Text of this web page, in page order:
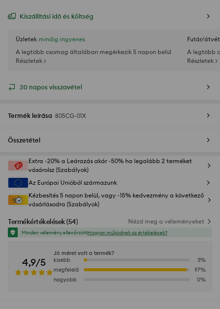
Kiszállítási idő és költség
Üzletek mindig ingyenes
A legtöbb csomag általában megérkezik 5 napon belül
Részletek >
Futár/
A legtöbb
Részletek >
30 napos visszavétel
Termék leírása 805CG-01X
Összetétel
Extra -20% a Leárazás akár -50% ha legalább 2 terméket
vásárolsz (Szabályok)
Az Európai Unióból származunk
Kézbesítés 5 napon belül, vagy -15% kedvezmény a következő
vásárlásodra (Szabályok)
Termékértékelések(54) Nézd meg a véleményeket
Minden vélemény ellenőrzöttHogyan működnek az értékelések?
4,9/5
Jó méret volt a termék?
kisebb
3%
megfelelő
97%
nagyobb
0%